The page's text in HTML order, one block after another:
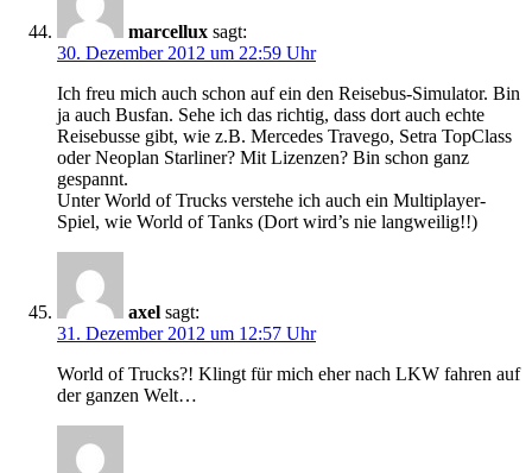
marcellux sagt:
30. Dezember 2012 um 22:59 Uhr
Ich freu mich auch schon auf ein den Reisebus-Simulator. Bin
ja auch Busfan. Sehe ich das richtig, dass dort auch echte
Reisebusse gibt, wie z.B. Mercedes Travego, Setra TopClass
oder Neoplan Starliner? Mit Lizenzen? Bin schon ganz
gespannt.
Unter World of Trucks verstehe ich auch ein Multiplayer-
Spiel, wie World of Tanks (Dort wird’s nie langweilig!!)
axel sagt:
31. Dezember 2012 um 12:57 Uhr
World of Trucks?! Klingt für mich eher nach LKW fahren auf
der ganzen Welt…